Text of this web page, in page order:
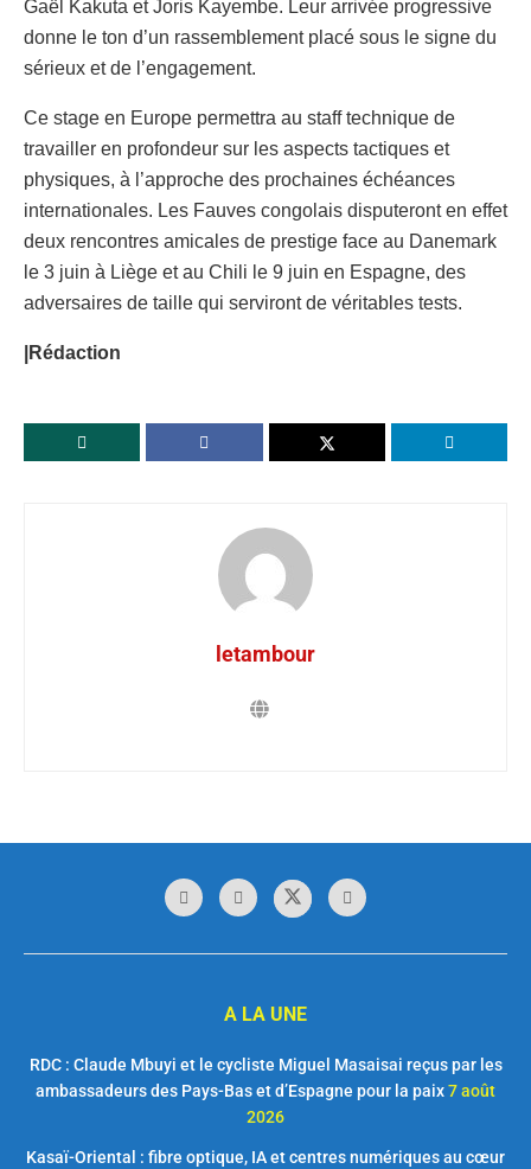
Gaël Kakuta et Joris Kayembe. Leur arrivée progressive
donne le ton d’un rassemblement placé sous le signe du
sérieux et de l’engagement.
Ce stage en Europe permettra au staff technique de
travailler en profondeur sur les aspects tactiques et
physiques, à l’approche des prochaines échéances
internationales. Les Fauves congolais disputeront en effet
deux rencontres amicales de prestige face au Danemark
le 3 juin à Liège et au Chili le 9 juin en Espagne, des
adversaires de taille qui serviront de véritables tests.
|Rédaction
letambour
A LA UNE
RDC : Claude Mbuyi et le cycliste Miguel Masaisai reçus par les
ambassadeurs des Pays-Bas et d’Espagne pour la paix7 août
2026
Kasaï-Oriental : fibre optique, IA et centres numériques au cœur